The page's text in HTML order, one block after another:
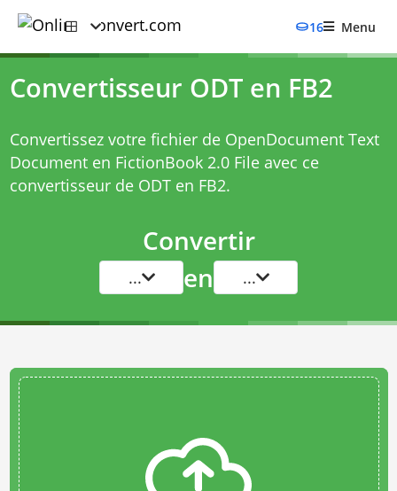
16 Menu
Convertisseur ODT en FB2
Convertissez votre fichier de OpenDocument Text
Document en FictionBook 2.0 File avec ce
convertisseur de ODT en FB2.
Convertir
... en ...